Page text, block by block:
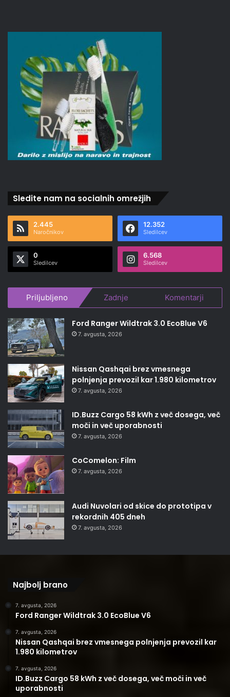
Sledite nam na socialnih omrežjih
2.445
Naročnikov
12.352
Sledilcev
0
Sledilcev
6.568
Sledilcev
Priljubljeno Zadnje Komentarji
Ford Ranger Wildtrak 3.0 EcoBlue V6
7. avgusta, 2026
Nissan Qashqai brez vmesnega
polnjenja prevozil kar 1.980 kilometrov
7. avgusta, 2026
ID.Buzz Cargo 58 kWh z več dosega, več
moči in več uporabnosti
7. avgusta, 2026
CoComelon: Film
7. avgusta, 2026
Audi Nuvolari od skice do prototipa v
rekordnih 405 dneh
7. avgusta, 2026
Najbolj brano
7. avgusta, 2026
Ford Ranger Wildtrak 3.0 EcoBlue V6
7. avgusta, 2026
Nissan Qashqai brez vmesnega polnjenja prevozil kar
1.980 kilometrov
7. avgusta, 2026
ID.Buzz Cargo 58 kWh z več dosega, več moči in več
uporabnosti